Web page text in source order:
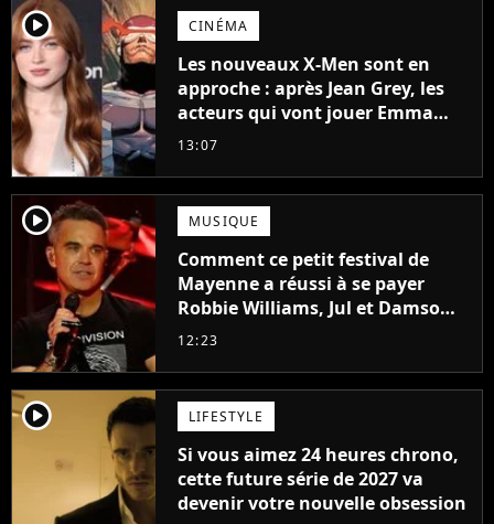
player2 CINÉMA
Les nouveaux X-Men sont en
approche : après Jean Grey, les
acteurs qui vont jouer Emma
Frost et Cyclope trouvés !
13:07
player2 MUSIQUE
Comment ce petit festival de
Mayenne a réussi à se payer
Robbie Williams, Jul et Damso
cette année ?
12:23
player2 LIFESTYLE
Si vous aimez 24 heures chrono,
cette future série de 2027 va
devenir votre nouvelle obsession